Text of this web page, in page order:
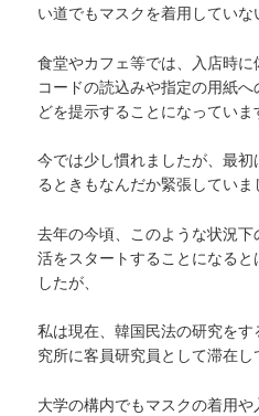
い道でもマスクを着用していな
食堂やカフェ等では、入店時
コードの読込みや指定の用紙
どを提示することになっていま
今では少し慣れましたが、最
るときもなんだか緊張していま
去年の今頃、このような状況
活をスタートすることになる
したが、
私は現在、韓国民法の研究を
究所に客員研究員として滞在し
大学の構内でもマスクの着用や